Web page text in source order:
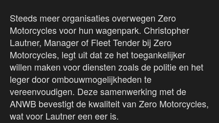
Steeds meer organisaties overwegen Zero
Motorcycles voor hun wagenpark. Christopher
Lautner, Manager of Fleet Tender bij Zero
Motorcycles, legt uit dat ze het toegankelijker
willen maken voor diensten zoals de politie en het
leger door ombouwmogelijkheden te
vereenvoudigen. Deze samenwerking met de
ANWB bevestigt de kwaliteit van Zero Motorcycles,
wat voor Lautner een eer is.